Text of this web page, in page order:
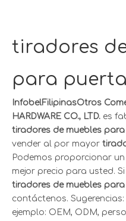
tiradores
para
InfobelFilipinasOtros
HARDWARE CO., LTD. es
tiradores de muebles
vender al por mayor
Podemos proporcionar
mejor precio para usted.
tiradores de muebles
contáctenos.
ejemplo: OEM, ODM,